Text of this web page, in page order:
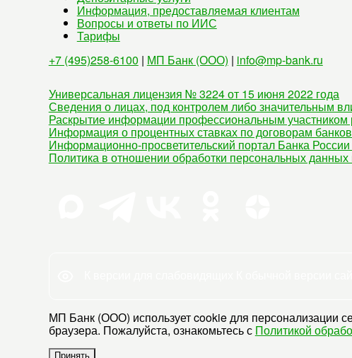
Информация, предоставляемая клиентам
Вопросы и ответы по ИИС
Тарифы
+7 (495)258-6100 | МП Банк (ООО) | info@mp-bank.ru
Универсальная лицензия № 3224 от 15 июня 2022 года
Сведения о лицах, под контролем либо значительным
Раскрытие информации профессиональным
Информация о процентных ставках по договорам
Информационно-просветительский портал Банка
Политика в отношении обработки персональных
МП Банк (ООО) использует cookie для персонализации
браузера. Пожалуйста, ознакомьтесь с Политикой
Принять